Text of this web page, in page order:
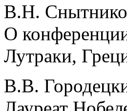
В.Н.
О
Лутраки,
В.В.